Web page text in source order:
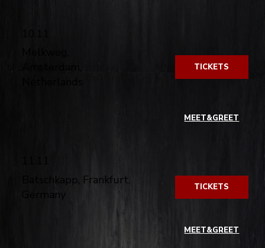
Amsterdam,
TICKETS
Batschkapp, Frankfurt,
Germany
TICKETS
MEET&GREET
MEET&GREET